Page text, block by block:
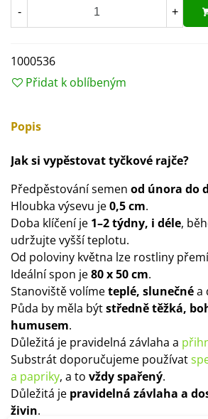
- +
1000536
Přidat k oblíbeným
Popis
Jak si vypěstovat tyčkové rajče?
Předpěstování semen od února do
Hloubka výsevu je0,5 cm.
Doba klíčení je 1–2 týdny, i déle,
udržujte vyšší teplotu.
Od poloviny května lze rostliny
Ideální spon je80 x 50 cm.
Stanoviště volímeteplé, slunečnéa
Půda by měla býtstředně těžká,
humusem.
Důležitá je pravidelná závlaha a
Substrát doporučujeme používat
a papriky, a to vždy spařený.
Důležitá je pravidelná závlaha a
živin.